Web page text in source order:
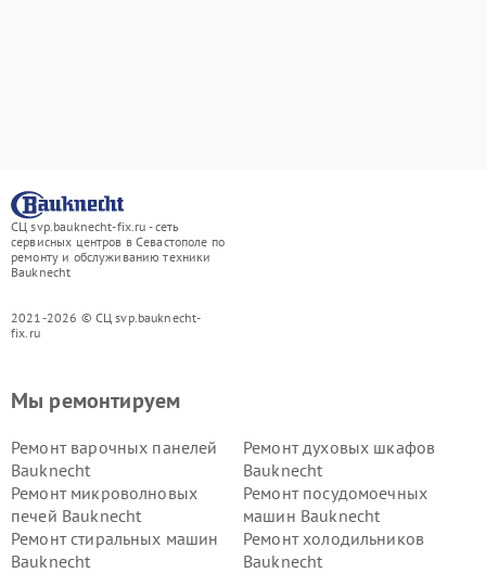
СЦ svp.bauknecht-fix.ru - сеть
сервисных центров в Севастополе по
ремонту и обслуживанию техники
Bauknecht
2021-2026 © СЦ svp.bauknecht-
fix.ru
Мы ремонтируем
Ремонт варочных панелей
Bauknecht
Ремонт духовых шкафов
Bauknecht
Ремонт микроволновых
печей Bauknecht
Ремонт посудомоечных
машин Bauknecht
Ремонт стиральных машин
Bauknecht
Ремонт холодильников
Bauknecht